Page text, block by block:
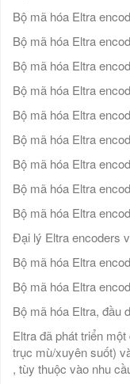
Bộ mã hóa Eltra
Bộ mã hóa Eltra
Bộ mã hóa Eltra
Bộ mã hóa Eltra
Bộ mã hóa Eltra
Bộ mã hóa Eltra
Bộ mã hóa Eltra
Bộ mã hóa Eltra
Bộ mã hóa Eltra
Đại lý Eltra encoders
Bộ mã hóa Eltra
Bộ mã hóa Eltra
Bộ mã hóa Eltra, đầu
Eltra đã phát triển
trục mù/xuyên suốt)
, tùy thuộc vào nhu